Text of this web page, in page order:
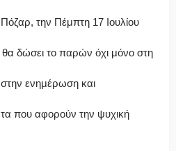
την Πέμπτη 17 Ιουλίου
δώσει το παρών όχι μόνο στη
ενημέρωση και
που αφορούν την ψυχική